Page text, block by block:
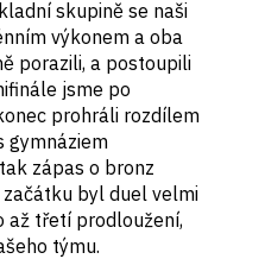
skupině se naši
výkonem a oba
porazili, a postoupili
jsme po
prohráli rozdílem
gymnáziem
zápas o bronz
začátku byl duel velmi
až třetí prodloužení,
týmu.